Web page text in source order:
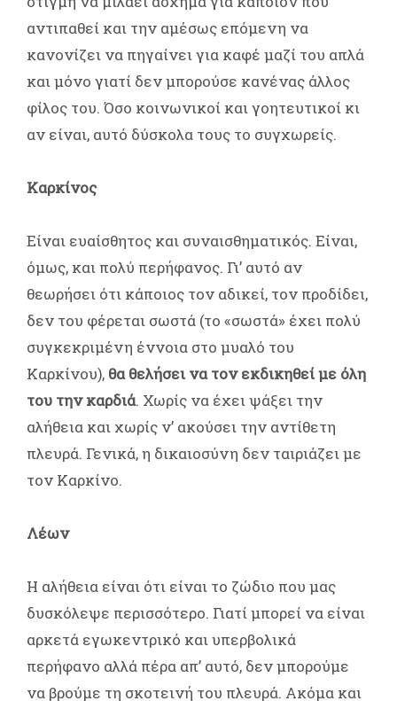
αντιπαθεί και την αμέσως επόμενη να
κανονίζει να πηγαίνει για καφέ μαζί του απλά
και μόνο γιατί δεν μπορούσε κανένας άλλος
φίλος του. Όσο κοινωνικοί και γοητευτικοί κι
αν είναι, αυτό δύσκολα τους το συγχωρείς.
Καρκίνος
Είναι ευαίσθητος και συναισθηματικός. Είναι,
όμως, και πολύ περήφανος. Γι’ αυτό αν
θεωρήσει ότι κάποιος τον αδικεί, τον προδίδει,
δεν του φέρεται σωστά (το «σωστά» έχει πολύ
συγκεκριμένη έννοια στο μυαλό του
Καρκίνου), θα θελήσει να τον εκδικηθεί με όλη
του την καρδιά. Χωρίς να έχει ψάξει την
αλήθεια και χωρίς ν’ ακούσει την αντίθετη
πλευρά. Γενικά, η δικαιοσύνη δεν ταιριάζει με
τον Καρκίνο.
Λέων
Η αλήθεια είναι ότι είναι το ζώδιο που μας
δυσκόλεψε περισσότερο. Γιατί μπορεί να είναι
αρκετά εγωκεντρικό και υπερβολικά
περήφανο αλλά πέρα απ’ αυτό, δεν μπορούμε
να βρούμε τη σκοτεινή του πλευρά. Ακόμα και